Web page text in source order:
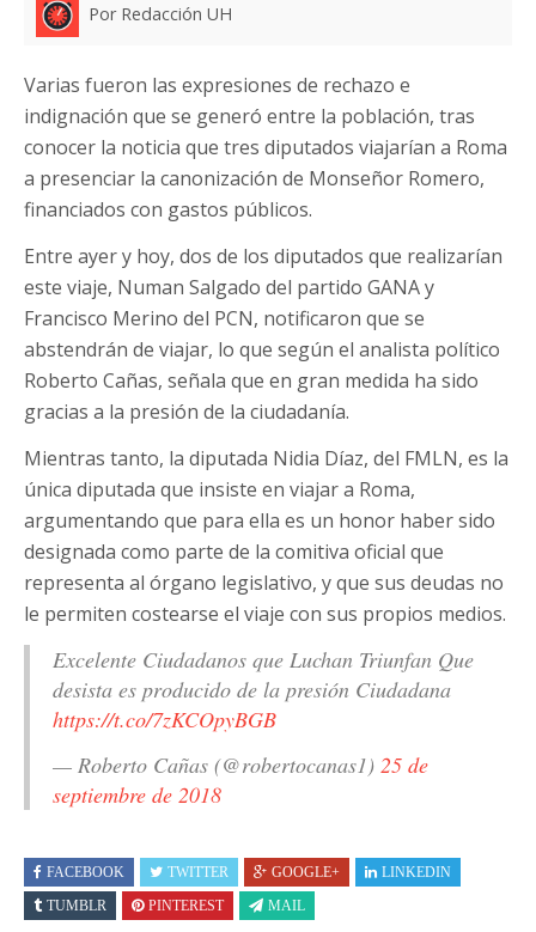
Por Redacción UH
Varias fueron las expresiones de rechazo e
indignación que se generó entre la población, tras
conocer la noticia que tres diputados viajarían a Roma
a presenciar la canonización de Monseñor Romero,
financiados con gastos públicos.
Entre ayer y hoy, dos de los diputados que realizarían
este viaje, Numan Salgado del partido GANA y
Francisco Merino del PCN, notificaron que se
abstendrán de viajar, lo que según el analista político
Roberto Cañas, señala que en gran medida ha sido
gracias a la presión de la ciudadanía.
Mientras tanto, la diputada Nidia Díaz, del FMLN, es la
única diputada que insiste en viajar a Roma,
argumentando que para ella es un honor haber sido
designada como parte de la comitiva oficial que
representa al órgano legislativo, y que sus deudas no
le permiten costearse el viaje con sus propios medios.
Excelente Ciudadanos que Luchan Triunfan Que
desista es producido de la presión Ciudadana
https://t.co/7zKCOpyBGB
— Roberto Cañas (@robertocanas1) 25 de
septiembre de 2018
FACEBOOK TWITTER GOOGLE+
LINKEDIN
TUMBLR
PINTEREST MAIL